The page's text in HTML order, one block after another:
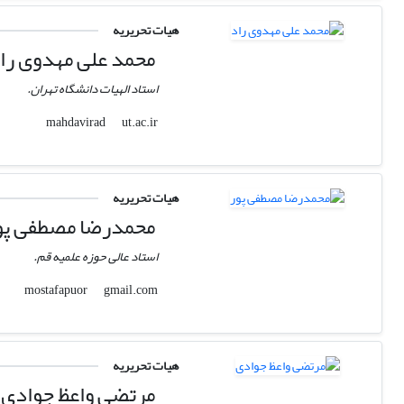
هیات تحریریه
محمد علی مهدوی
استاد الهیات دانشگاه تهران.
mahdavirad
ut.ac.ir
هیات تحریریه
محمدرضا مصطفی
استاد عالی حوزه علمیه قم.
mostafapuor
gmail.com
هیات تحریریه
مرتضی واعظ جوادی